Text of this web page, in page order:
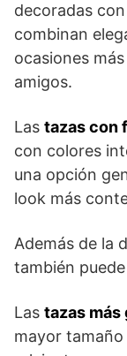
decoradas
combinan
ocasiones
amigos.
Las tazas con
con colores
una opción
look más
Además de la
también
Las tazas
mayor tamaño